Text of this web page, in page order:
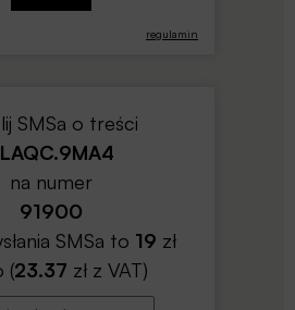
regulamin
SMSa o treści
na numer
91900
SMSa to 19 zł
(23.37 zł z VAT)